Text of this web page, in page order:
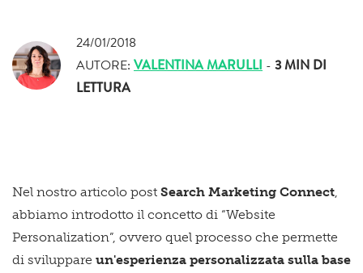
24/01/2018
AUTORE: VALENTINA MARULLI - 3 MIN DI
LETTURA
Nel nostro articolo post Search Marketing Connect
abbiamo introdotto il concetto di “Website
Personalization”, ovvero quel processo che permette
di sviluppare un'esperienza personalizzata sulla base